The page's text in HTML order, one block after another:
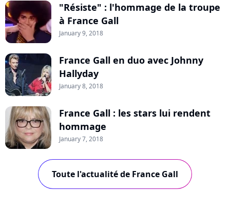
"Résiste" : l'hommage de la troupe
à France Gall
January 9, 2018
France Gall en duo avec Johnny
Hallyday
January 8, 2018
France Gall : les stars lui rendent
hommage
January 7, 2018
Toute l'actualité de France Gall